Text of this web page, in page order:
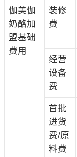
伽美伽
奶酪加
盟基础
费用
装修
费
经营
设备
费
首批
进货
费/原
料费